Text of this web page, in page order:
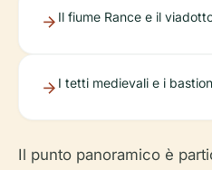
Il fiume Rance e il
I tetti medievali e i
Il punto panoramico è